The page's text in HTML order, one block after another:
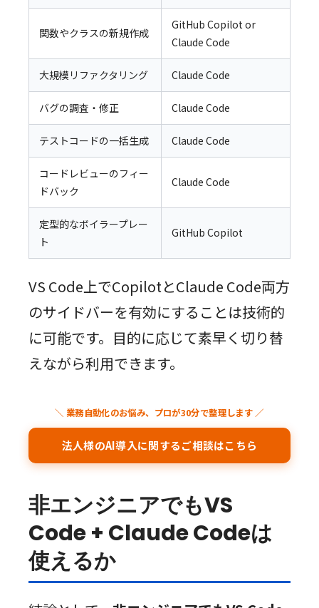
関数やクラスの新規作成
GitHub Copilot or
Claude Code
大規模リファクタリング Claude Code
バグの調査・修正 Claude Code
テストコードの一括生成 Claude Code
コードレビューのフィー
ドバック
Claude Code
定型的なボイラープレー
ト
GitHub Copilot
VS Code上でCopilotとClaude Code両方
のサイドバーを有効にすることは技術的
に可能です。目的に応じて素早く切り替
えながら利用できます。
＼ 業務自動化のお悩み、プロが30分で整理します ／
法人様のAI導入に関するご相談はこちら
非エンジニアでもVS
Code + Claude Codeは
使えるか